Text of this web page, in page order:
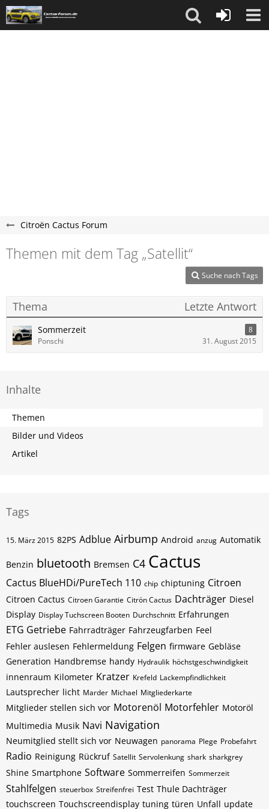
Citroën Cactus Forum
Themen mit dem Tag „Satellit“
Suche nach Tags
Thema Letzte Antwort
Sommerzeit
8
Ponschi
31. August 2015
Inhalte
Themen
Bilder und Videos
Artikel
Tags
15. März 2015 82PS Adblue Airbump Android anzug Automatik
Benzin bluetooth Bremsen C4 Cactus
Cactus BlueHDi/PureTech 110 chip chiptuning Citroen
Citroen Cactus Citroen Garantie Citrön Cactus Dachträger Diesel
Display Display Tuchscreen Booten Durchschnitt Erfahrungen
ETG Getriebe Fahrradträger Fahrzeugfarben Feel
Fehler auslesen Fehlermeldung Felgen firmware Gebläse
Generation Handbremse handy Hydraulik höchstgeschwindigkeit
innenraum Kilometer Kratzer Krefeld Lackempfindlichkeit
Lautsprecher licht Marder Michael Mitgliederkarte
Mitglieder stellen sich vor Motorenöl Motorfehler Motoröl
Multimedia Musik Navi Navigation
Neumitglied stellt sich vor Neuwagen panorama Plege Probefahrt
Radio Reinigung Rückruf Satellit Servolenkung shark sharkgrey
Shine Smartphone Software Sommerreifen Sommerzeit
Stahlfelgen steuerbox Streifenfrei Test Thule Dachträger
touchscreen Touchscreendisplay tuning türen Unfall update